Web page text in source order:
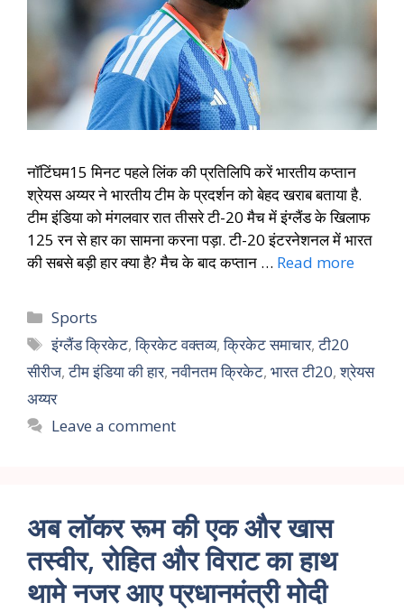
नॉटिंघम15 मिनट पहले लिंक की प्रतिलिपि करें भारतीय कप्तान
श्रेयस अय्यर ने भारतीय टीम के प्रदर्शन को बेहद खराब बताया है.
टीम इंडिया को मंगलवार रात तीसरे टी-20 मैच में इंग्लैंड के खिलाफ
125 रन से हार का सामना करना पड़ा. टी-20 इंटरनेशनल में भारत
की सबसे बड़ी हार क्या है? मैच के बाद कप्तान … Read more
Sports
इंग्लैंड क्रिकेट,क्रिकेट वक्तव्य,क्रिकेट समाचार,टी20
सीरीज,टीम इंडिया की हार,नवीनतम क्रिकेट, भारत टी20,श्रेयस
अय्यर
Leave a comment
अब लॉकर रूम की एक और खास
तस्वीर, रोहित और विराट का हाथ
थामे नजर आए प्रधानमंत्री मोदी